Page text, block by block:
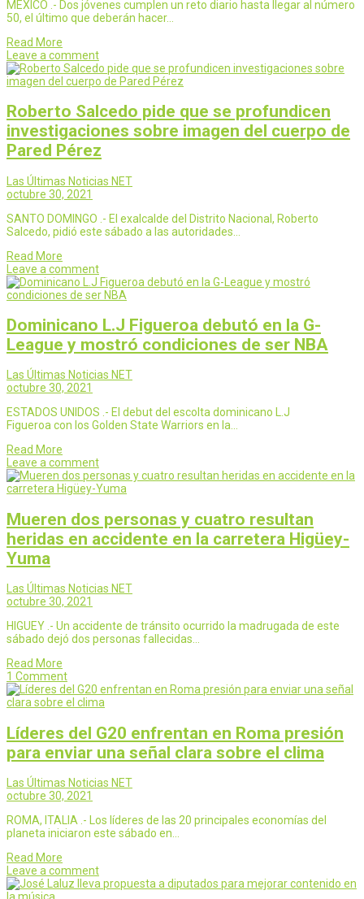
MEXICO .- Dos jóvenes cumplen un reto diario hasta llegar al número
50, el último que deberán hacer…
Read More
Leave a comment
Roberto Salcedo pide que se profundicen
investigaciones sobre imagen del cuerpo de
Pared Pérez
Las Últimas Noticias NET
octubre 30, 2021
SANTO DOMINGO .- El exalcalde del Distrito Nacional, Roberto
Salcedo, pidió este sábado a las autoridades…
Read More
Leave a comment
Dominicano L.J Figueroa debutó en la G-
League y mostró condiciones de ser NBA
Las Últimas Noticias NET
octubre 30, 2021
ESTADOS UNIDOS .- El debut del escolta dominicano L.J
Figueroa con los Golden State Warriors en la…
Read More
Leave a comment
Mueren dos personas y cuatro resultan
heridas en accidente en la carretera Higüey-
Yuma
Las Últimas Noticias NET
octubre 30, 2021
HIGUEY .- Un accidente de tránsito ocurrido la madrugada de este
sábado dejó dos personas fallecidas…
Read More
1 Comment
Líderes del G20 enfrentan en Roma presión
para enviar una señal clara sobre el clima
Las Últimas Noticias NET
octubre 30, 2021
ROMA, ITALIA .- Los líderes de las 20 principales economías del
planeta iniciaron este sábado en…
Read More
Leave a comment